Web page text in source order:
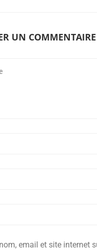
UN COMMENTAIRE
email et site internet